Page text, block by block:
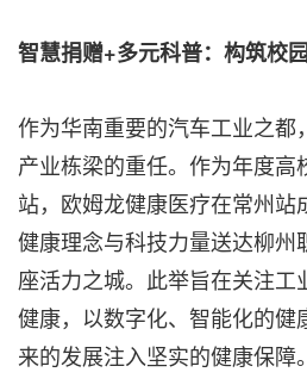
智慧捐赠+多元科普：构筑校
作为华南重要的汽车工业之都
产业栋梁的重任。作为年度高
站，欧姆龙健康医疗在常州站
健康理念与科技力量送达柳州
座活力之城。此举旨在关注
健康，以数字化、智能化的健
来的发展注入坚实的健康保障。